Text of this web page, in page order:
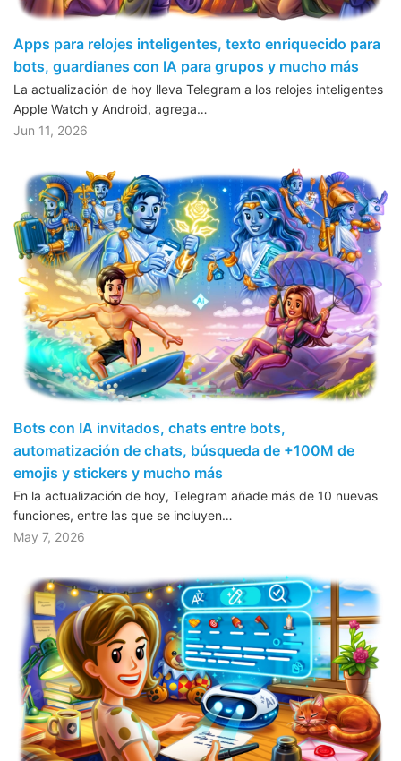
Apps para relojes inteligentes, texto enriquecido para
bots, guardianes con IA para grupos y mucho más
La actualización de hoy lleva Telegram a los relojes inteligentes
Apple Watch y Android, agrega…
Jun 11, 2026
Bots con IA invitados, chats entre bots,
automatización de chats, búsqueda de +100M de
emojis y stickers y mucho más
En la actualización de hoy, Telegram añade más de 10 nuevas
funciones, entre las que se incluyen…
May 7, 2026